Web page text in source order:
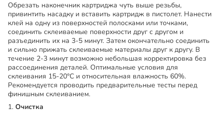
Обрезать наконечник картриджа чуть выше резьбы,
привинтить насадку и вставить картридж в пистолет. Нанести
клей на одну из поверхностей полосками или точками,
соединить склеиваемые поверхности друг с другом и
разъединить их на 3-5 минут. Затем окончательно соединить
и сильно прижать склеиваемые материалы друг к другу. В
течение 2-3 минут возможно небольшая корректировка без
рассоединения деталей. Оптимальные условия для
склеивания 15-20°С и относительная влажность 60%.
Рекомендуется проводить предварительные тесты перед
финишным склеиванием.
Очистка